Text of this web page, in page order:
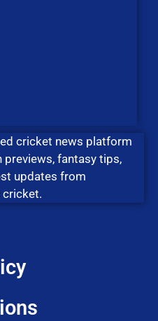
cricket news platform
previews, fantasy tips,
updates from
cricket.